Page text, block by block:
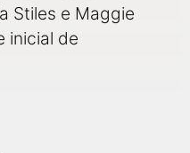
Stiles e Maggie
inicial de